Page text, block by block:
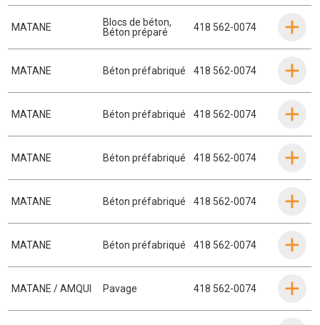
MATANE Blocs de béton,
Béton préparé
418 562-0074
MATANE Béton préfabriqué 418 562-0074
MATANE Béton préfabriqué 418 562-0074
MATANE Béton préfabriqué 418 562-0074
MATANE Béton préfabriqué 418 562-0074
MATANE Béton préfabriqué 418 562-0074
MATANE / AMQUI Pavage 418 562-0074